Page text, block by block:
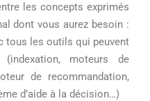
les concepts exprimés
dont vous aurez besoin :
tous les outils qui peuvent
moteurs de
de recommandation,
d’aide à la décision…)